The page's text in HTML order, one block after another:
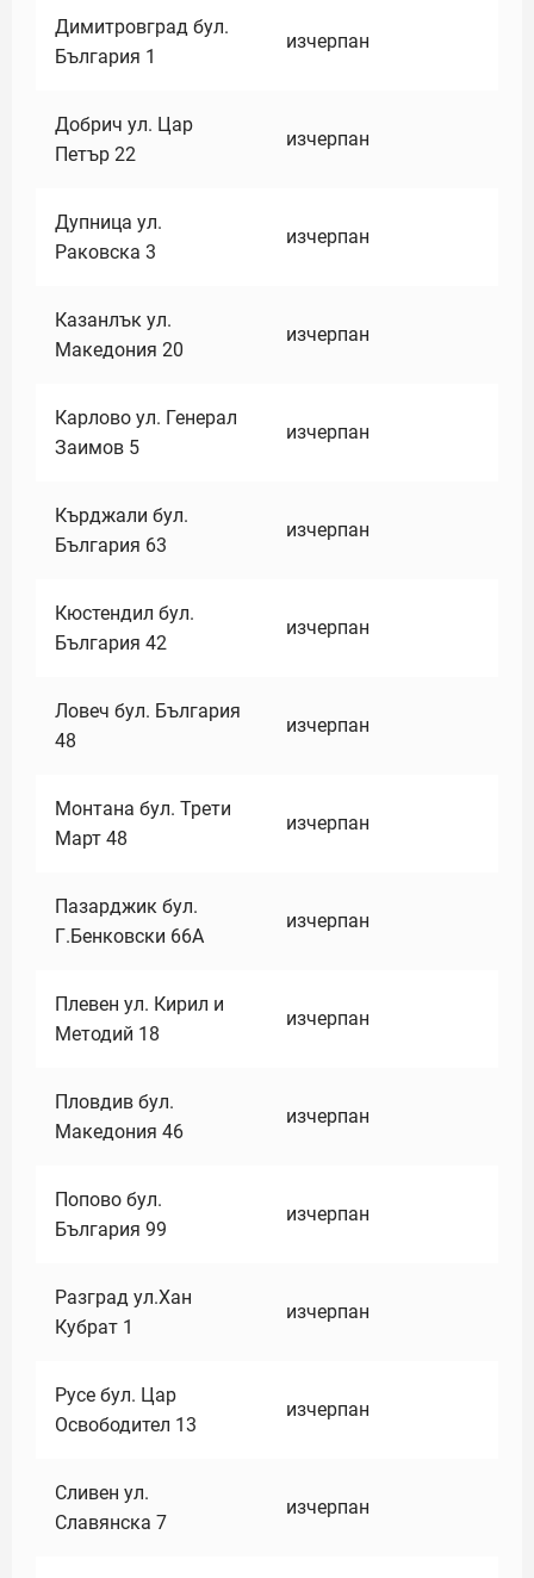
Димитровград бул.
България 1
изчерпан
Добрич ул. Цар
Петър 22
изчерпан
Дупница ул.
Раковска 3
изчерпан
Казанлък ул.
Македония 20
изчерпан
Карлово ул. Генерал
Заимов 5
изчерпан
Кърджали бул.
България 63
изчерпан
Кюстендил бул.
България 42
изчерпан
Ловеч бул. България
48
изчерпан
Монтана бул. Трети
Март 48
изчерпан
Пазарджик бул.
Г.Бенковски 66А
изчерпан
Плевен ул. Кирил и
Методий 18
изчерпан
Пловдив бул.
Македония 46
изчерпан
Попово бул.
България 99
изчерпан
Разград ул.Хан
Кубрат 1
изчерпан
Русе бул. Цар
Освободител 13
изчерпан
Сливен ул.
Славянска 7
изчерпан